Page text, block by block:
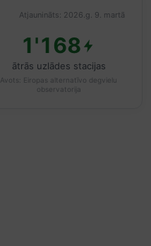
Atjaunināts: 2026.g. 9. martā
1'168
ātrās uzlādes stacijas
Avots: Eiropas alternatīvo degvielu
observatorija